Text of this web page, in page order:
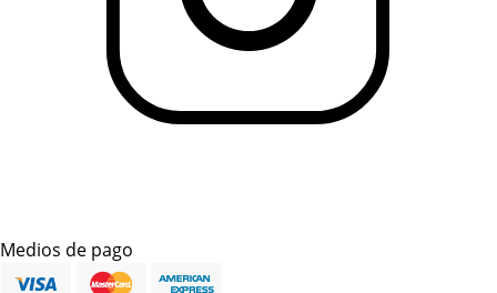
Medios de pago